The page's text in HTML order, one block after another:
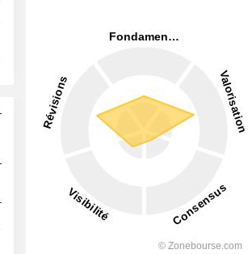
-
37,26% 37,98%
22,61%